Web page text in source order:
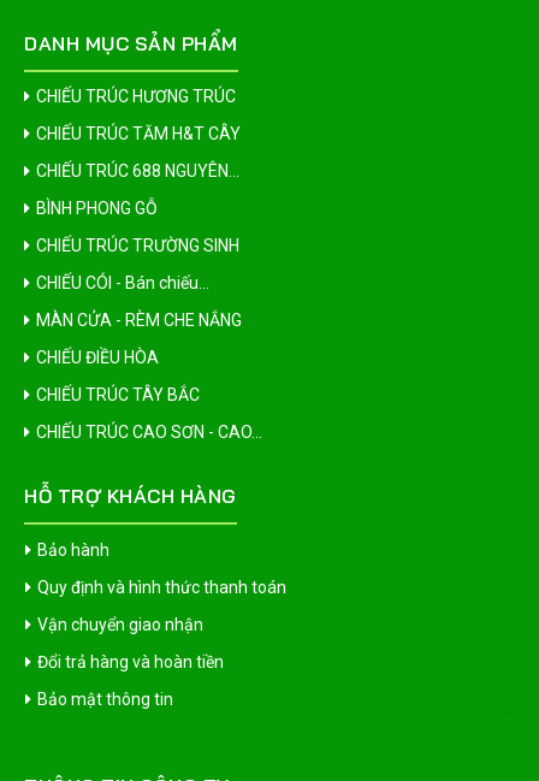
DANH MỤC SẢN PHẨM
CHIẾU TRÚC HƯƠNG TRÚC
CHIẾU TRÚC TĂM H&T CÂY
CHIẾU TRÚC 688 NGUYÊN...
BÌNH PHONG GỖ
CHIẾU TRÚC TRƯỜNG SINH
CHIẾU CÓI - Bán chiếu...
MÀN CỬA - RÈM CHE NẮNG
CHIẾU ĐIỀU HÒA
CHIẾU TRÚC TÂY BẮC
CHIẾU TRÚC CAO SƠN - CAO...
HỖ TRỢ KHÁCH HÀNG
Bảo hành
Quy định và hình thức thanh toán
Vận chuyển giao nhận
Đổi trả hàng và hoàn tiền
Bảo mật thông tin